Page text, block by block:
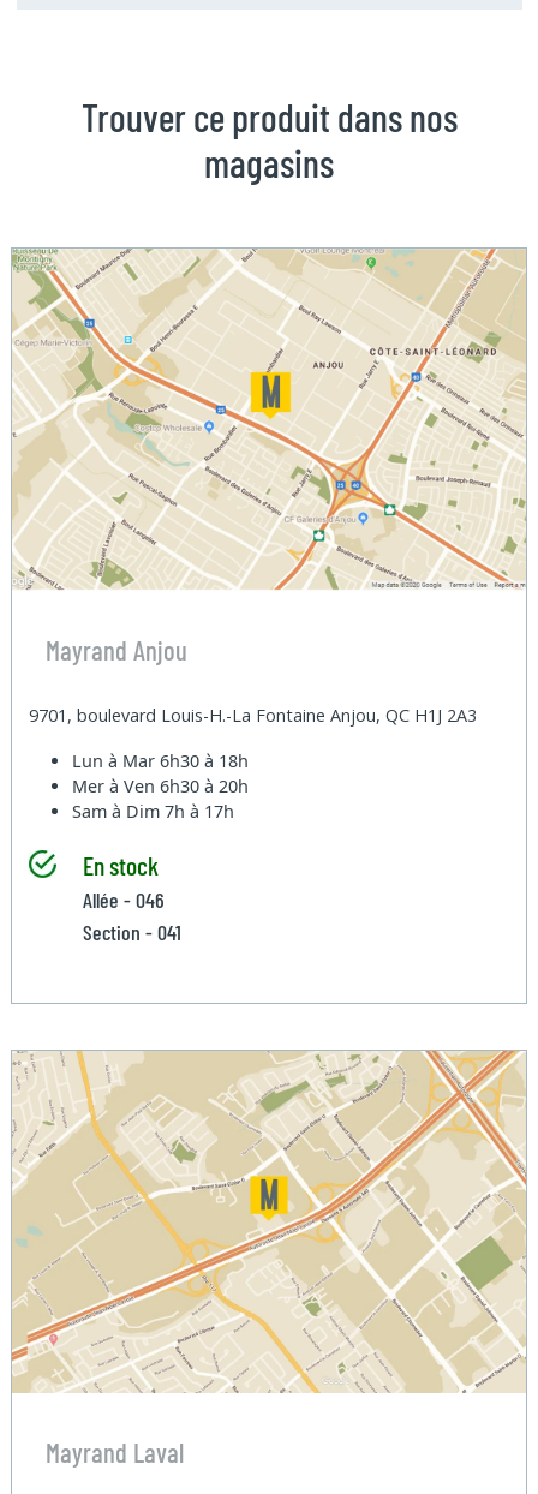
Trouver ce produit dans nos
magasins
Mayrand Anjou
9701, boulevard Louis-H.-La Fontaine Anjou, QC H1J 2A3
Lun à Mar6h30 à 18h
Mer à Ven6h30 à 20h
Sam à Dim7h à 17h
En stock
Allée - 046
Section - 041
Mayrand Laval